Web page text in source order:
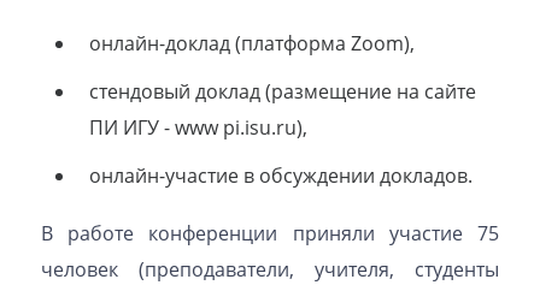
онлайн-доклад (платформа Zoom),
стендовый доклад (размещение на сайте
ПИ ИГУ - www pi.isu.ru),
онлайн-участие в обсуждении докладов.
В работе конференции приняли участие 75
человек (преподаватели, учителя, студенты